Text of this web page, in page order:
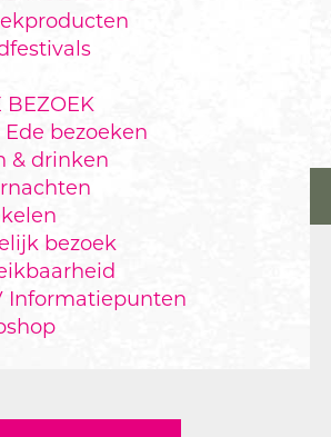
BEZOEK
Ede bezoeken
& drinken
bezoek
Informatiepunten